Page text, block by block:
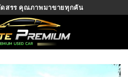
ดสรร คุณภาพมาขายทุกคัน